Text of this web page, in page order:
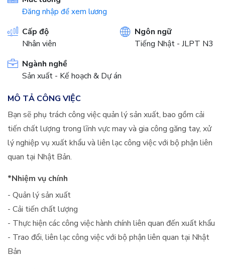
Đăng nhập để xem lương
Cấp độ
Nhân viên
Ngôn ngữ
Tiếng Nhật - JLPT N3
Ngành nghề
Sản xuất - Kế hoạch & Dự án
MÔ TẢ CÔNG VIỆC
Bạn sẽ phụ trách công việc quản lý sản xuất, bao gồm cải
tiến chất lượng trong lĩnh vực may và gia công găng tay, xử
lý nghiệp vụ xuất khẩu và liên lạc công việc với bộ phận liên
quan tại Nhật Bản.
*Nhiệm vụ chính
- Quản lý sản xuất
- Cải tiến chất lượng
- Thực hiện các công việc hành chính liên quan đến xuất khẩu
- Trao đổi, liên lạc công việc với bộ phận liên quan tại Nhật
Bản